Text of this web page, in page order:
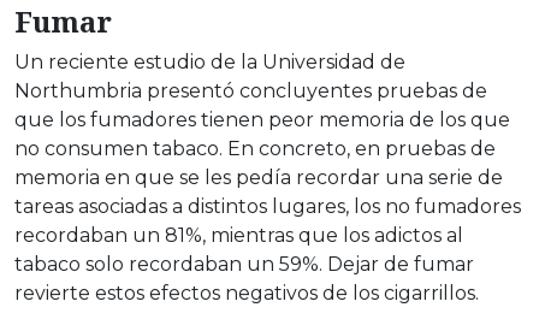
Fumar
Un reciente estudio de la Universidad de
Northumbria presentó concluyentes pruebas de
que los fumadores tienen peor memoria de los que
no consumen tabaco. En concreto, en pruebas de
memoria en que se les pedía recordar una serie de
tareas asociadas a distintos lugares, los no fumadores
recordaban un 81%, mientras que los adictos al
tabaco solo recordaban un 59%. Dejar de fumar
revierte estos efectos negativos de los cigarrillos.